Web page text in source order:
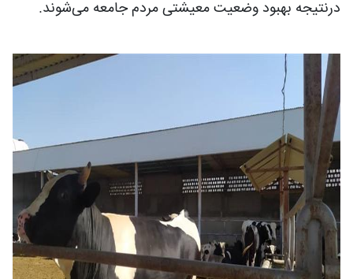
درنتیجه بهبود وضعیت معیشتی مردم جامعه می‌شوند.